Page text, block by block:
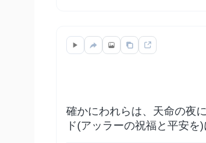
確かにわれらは、天命の夜
ド(アッラーの祝福と平安を)